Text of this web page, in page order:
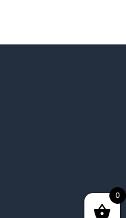
0